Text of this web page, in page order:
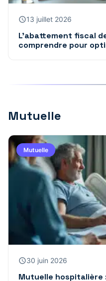
13 juillet 2026
L’abattement fiscal
comprendre pour
Mutuelle
Mutuelle
30 juin 2026
Mutuelle hospitalière